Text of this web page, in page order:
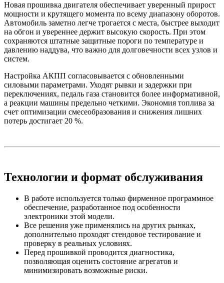
Новая прошивка двигателя обеспечивает уверенный прирост
мощности и крутящего момента по всему диапазону оборотов.
Автомобиль заметно легче трогается с места, быстрее выходит
на обгон и увереннее держит высокую скорость. При этом
сохраняются штатные защитные пороги по температуре и
давлению наддува, что важно для долговечности всех узлов и
систем.
Настройка АКПП согласовывается с обновленными
силовыми параметрами. Уходят рывки и задержки при
переключениях, педаль газа становится более информативной,
а реакции машины предельно четкими. Экономия топлива за
счет оптимизации смесеобразования и снижения лишних
потерь достигает 20 %.
Технологии и формат обслуживания
В работе используется только фирменное программное
обеспечение, разработанное под особенности
электроники этой модели.
Все решения уже применялись на других рынках,
дополнительно проходят стендовое тестирование и
проверку в реальных условиях.
Перед прошивкой проводится диагностика,
позволяющая оценить состояние агрегатов и
минимизировать возможные риски.